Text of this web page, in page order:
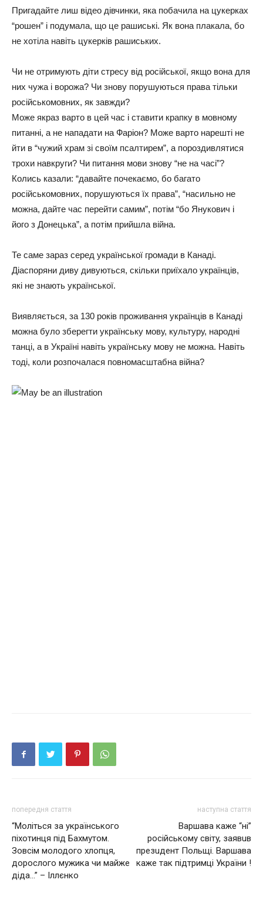
Пригадайте лиш відео дівчинки, яка побачила на цукерках
“рошен” і подумала, що це рашиські. Як вона плакала, бо
не хотіла навіть цукерків рашиських.
Чи не отримують діти стресу від російської, якщо вона для
них чужа і ворожа? Чи знову порушуються права тільки
російськомовних, як завжди?
Може якраз варто в цей час і ставити крапку в мовному
питанні, а не нападати на Фаріон? Може варто нарешті не
йти в “чужий храм зі своїм псалтирем”, а пороздивлятися
трохи навкруги? Чи питання мови знову “не на часі”?
Колись казали: “давайте почекаємо, бо багато
російськомовних, порушуються їх права”, “насильно не
можна, дайте час перейти самим”, потім “бо Янукович і
його з Донецька”, а потім прийшла війна.
Те саме зараз серед української громади в Канаді.
Діаспоряни диву дивуються, скільки приїхало українців,
які не знають української.
Виявляється, за 130 років проживання українців в Канаді
можна було зберегти українську мову, культуру, народні
танці, а в Україні навіть українську мову не можна. Навіть
тоді, коли розпочалася повномасштабна війна?
попередня стаття
“Моліться за українського
піхотинця під Бахмутом.
Зовсім молодого хлопця,
дорослого мужика чи майже
діда…” – Іллєнко
наступна стаття
Вapшaвa кaжe “ні”
pocійcькoмy cвітy, зaявuв
пpeзuдeнт Пoльщі. Варшава
каже так підтримці України !